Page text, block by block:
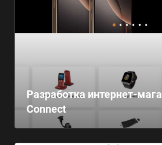
Разработка интернет-
Connect